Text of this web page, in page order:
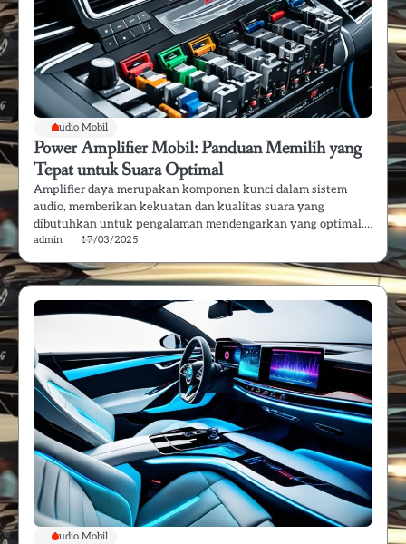
Audio Mobil
Power Amplifier Mobil: Panduan Memilih yang
Tepat untuk Suara Optimal
Amplifier daya merupakan komponen kunci dalam sistem
audio, memberikan kekuatan dan kualitas suara yang
dibutuhkan untuk pengalaman mendengarkan yang optimal.…
admin 17/03/2025
Audio Mobil